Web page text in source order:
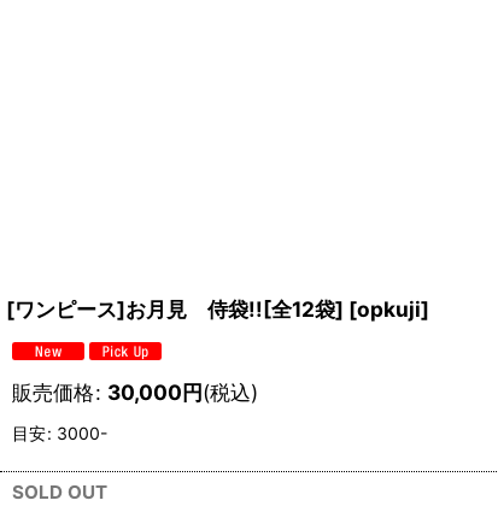
[ワンピース]お月見 侍袋!![全12袋] [opkuji]
販売価格: 30,000円(税込)
目安: 3000-
SOLD OUT